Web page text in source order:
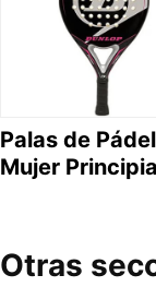
Palas de Pádel
Mujer
Otras